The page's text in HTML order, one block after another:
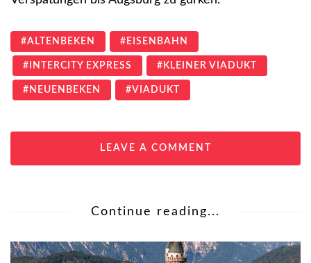
ALTENBEKEN EISENBAHN
INTERCITY EXPRESS KLEINER VIADUKT
NEUENBEKEN VIADUKT
LEAVE A COMMENT
Continue reading...